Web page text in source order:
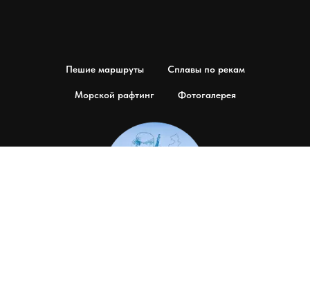
Пешие маршруты Сплавы по рекам
Морской рафтинг Фотогалерея